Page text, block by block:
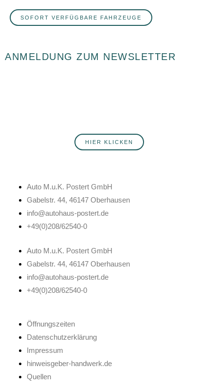
SOFORT VERFÜGBARE FAHRZEUGE
ANMELDUNG ZUM NEWSLETTER
HIER KLICKEN
Auto M.u.K. Postert GmbH
Gabelstr. 44, 46147 Oberhausen
info@autohaus-postert.de
+49(0)208/62540-0
Auto M.u.K. Postert GmbH
Gabelstr. 44, 46147 Oberhausen
info@autohaus-postert.de
+49(0)208/62540-0
Öffnungszeiten
Datenschutzerklärung
Impressum
hinweisgeber-handwerk.de
Quellen